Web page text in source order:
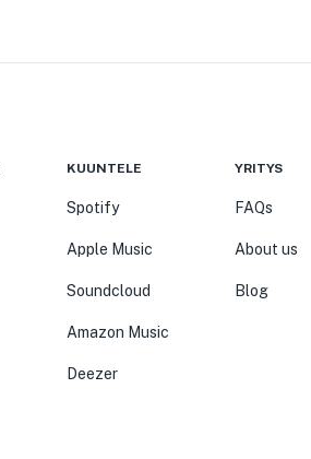
KUUNTELE
Spotify
Apple Music
Soundcloud
Amazon Music
Deezer
YRITYS
FAQs
About us
Blog